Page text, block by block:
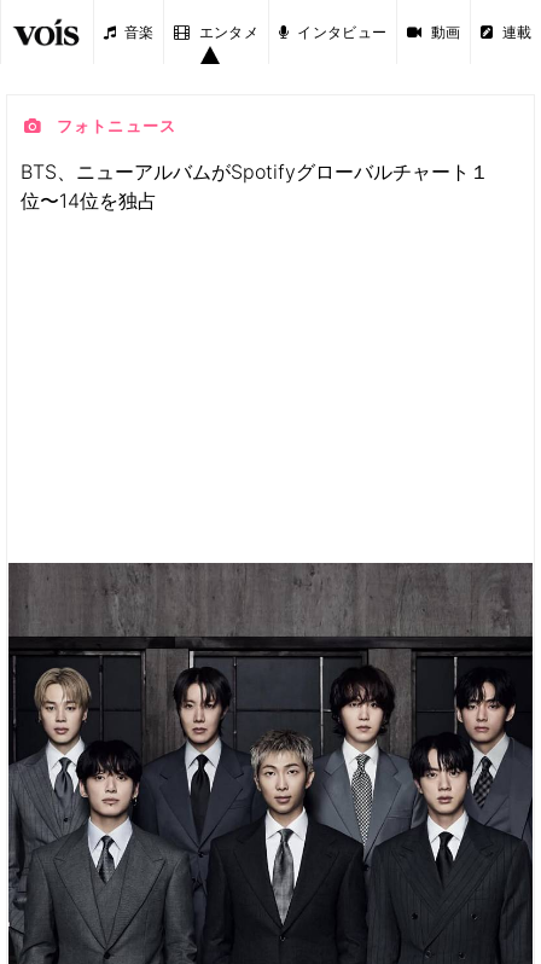
音楽 エンタメ インタビュー 動画 連載
フォトニュース
BTS、ニューアルバムがSpotifyグローバルチャート１
位〜14位を独占